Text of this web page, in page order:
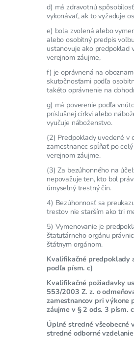
d) má zdravotnú
vykonávať, ak to vyžaduje
e) bola zvolená alebo
alebo osobitný predpis
ustanovuje ako predpoklad
verejnom záujme,
f) je oprávnená na
skutočnosťami podľa
takéto oprávnenie na
g) má poverenie podľa
príslušnej cirkvi alebo
vyučuje náboženstvo.
(2) Predpoklady uvedené v
zamestnanec spĺňať po
verejnom záujme.
(3) Za bezúhonného na
nepovažuje ten, kto bol
úmyselný trestný čin.
4) Bezúhonnosť sa
trestov nie starším ako tri
5) Vymenovanie je
štatutárneho orgánu
štátnym orgánom.
Kvalifikačné predpoklady
podľa písm. c)
Kvalifikačné požiadavky
553/2003 Z. z. o
zamestnancov pri výkone
záujme v § 2 ods. 3 písm.
Úplné stredné všeobecné
stredné odborné